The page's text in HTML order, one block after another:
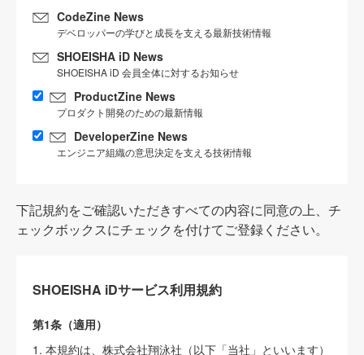
CodeZine News
デベロッパーの学びと成長を支える最新技術情報
SHOEISHA iD News
SHOEISHA iD 会員全体に対するお知らせ
ProductZine News
プロダクト開発のための最新情報
DeveloperZine News
エンジニア組織の意思決定を支える技術情報
下記規約をご確認いただきすべての内容に同意の上、チ
ェックボックスにチェックを付けてご登録ください。
SHOEISHA iDサービス利用規約
第1条（適用）
1. 本規約は、株式会社翔泳社（以下「当社」といいます）